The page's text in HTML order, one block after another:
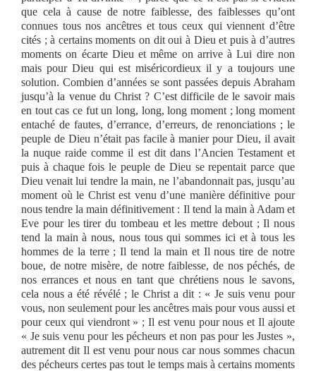
que cela à cause de notre faiblesse, des faiblesses qu’ont
connues tous nos ancêtres et tous ceux qui viennent d’être
cités ; à certains moments on dit oui à Dieu et puis à d’autres
moments on écarte Dieu et même on arrive à Lui dire non
mais pour Dieu qui est miséricordieux il y a toujours une
solution. Combien d’années se sont passées depuis Abraham
jusqu’à la venue du Christ ? C’est difficile de le savoir mais
en tout cas ce fut un long, long, long moment ; long moment
entaché de fautes, d’errance, d’erreurs, de renonciations ; le
peuple de Dieu n’était pas facile à manier pour Dieu, il avait
la nuque raide comme il est dit dans l’Ancien Testament et
puis à chaque fois le peuple de Dieu se repentait parce que
Dieu venait lui tendre la main, ne l’abandonnait pas, jusqu’au
moment où le Christ est venu d’une manière définitive pour
nous tendre la main définitivement : Il tend la main à Adam et
Eve pour les tirer du tombeau et les mettre debout ; Il nous
tend la main à nous, nous tous qui sommes ici et à tous les
hommes de la terre ; Il tend la main et Il nous tire de notre
boue, de notre misère, de notre faiblesse, de nos péchés, de
nos errances et nous en tant que chrétiens nous le savons,
cela nous a été révélé ; le Christ a dit : « Je suis venu pour
vous, non seulement pour les ancêtres mais pour vous aussi et
pour ceux qui viendront » ; Il est venu pour nous et Il ajoute
« Je suis venu pour les pécheurs et non pas pour les Justes »,
autrement dit Il est venu pour nous car nous sommes chacun
des pécheurs certes pas tout le temps mais à certains moments